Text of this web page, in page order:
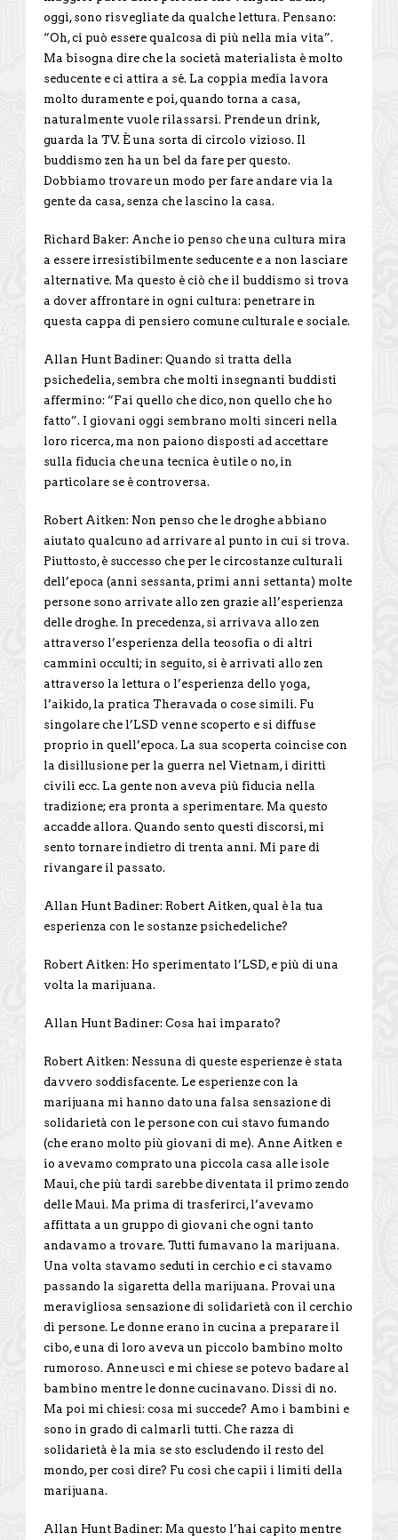
oggi, sono risvegliate da qualche lettura. Pensano:
“Oh, ci può essere qualcosa di più nella mia vita”.
Ma bisogna dire che la società materialista è molto
seducente e ci attira a sé. La coppia media lavora
molto duramente e poi, quando torna a casa,
naturalmente vuole rilassarsi. Prende un drink,
guarda la TV. È una sorta di circolo vizioso. Il
buddismo zen ha un bel da fare per questo.
Dobbiamo trovare un modo per fare andare via la
gente da casa, senza che lascino la casa.
Richard Baker: Anche io penso che una cultura mira
a essere irresistibilmente seducente e a non lasciare
alternative. Ma questo è ciò che il buddismo si trova
a dover affrontare in ogni cultura: penetrare in
questa cappa di pensiero comune culturale e sociale.
Allan Hunt Badiner: Quando si tratta della
psichedelia, sembra che molti insegnanti buddisti
affermino: “Fai quello che dico, non quello che ho
fatto”. I giovani oggi sembrano molti sinceri nella
loro ricerca, ma non paiono disposti ad accettare
sulla fiducia che una tecnica è utile o no, in
particolare se è controversa.
Robert Aitken: Non penso che le droghe abbiano
aiutato qualcuno ad arrivare al punto in cui si trova.
Piuttosto, è successo che per le circostanze culturali
dell’epoca (anni sessanta, primi anni settanta) molte
persone sono arrivate allo zen grazie all’esperienza
delle droghe. In precedenza, si arrivava allo zen
attraverso l’esperienza della teosofia o di altri
cammini occulti; in seguito, si è arrivati allo zen
attraverso la lettura o l’esperienza dello yoga,
l’aikido, la pratica Theravada o cose simili. Fu
singolare che l’LSD venne scoperto e si diffuse
proprio in quell’epoca. La sua scoperta coincise con
la disillusione per la guerra nel Vietnam, i diritti
civili ecc. La gente non aveva più fiducia nella
tradizione; era pronta a sperimentare. Ma questo
accadde allora. Quando sento questi discorsi, mi
sento tornare indietro di trenta anni. Mi pare di
rivangare il passato.
Allan Hunt Badiner: Robert Aitken, qual è la tua
esperienza con le sostanze psichedeliche?
Robert Aitken: Ho sperimentato l’LSD, e più di una
volta la marijuana.
Allan Hunt Badiner: Cosa hai imparato?
Robert Aitken: Nessuna di queste esperienze è stata
davvero soddisfacente. Le esperienze con la
marijuana mi hanno dato una falsa sensazione di
solidarietà con le persone con cui stavo fumando
(che erano molto più giovani di me). Anne Aitken e
io avevamo comprato una piccola casa alle isole
Maui, che più tardi sarebbe diventata il primo zendo
delle Maui. Ma prima di trasferirci, l’avevamo
affittata a un gruppo di giovani che ogni tanto
andavamo a trovare. Tutti fumavano la marijuana.
Una volta stavamo seduti in cerchio e ci stavamo
passando la sigaretta della marijuana. Provai una
meravigliosa sensazione di solidarietà con il cerchio
di persone. Le donne erano in cucina a preparare il
cibo, e una di loro aveva un piccolo bambino molto
rumoroso. Anne uscì e mi chiese se potevo badare al
bambino mentre le donne cucinavano. Dissi di no.
Ma poi mi chiesi: cosa mi succede? Amo i bambini e
sono in grado di calmarli tutti. Che razza di
solidarietà è la mia se sto escludendo il resto del
mondo, per così dire? Fu così che capii i limiti della
marijuana.
Allan Hunt Badiner: Ma questo l’hai capito mentre